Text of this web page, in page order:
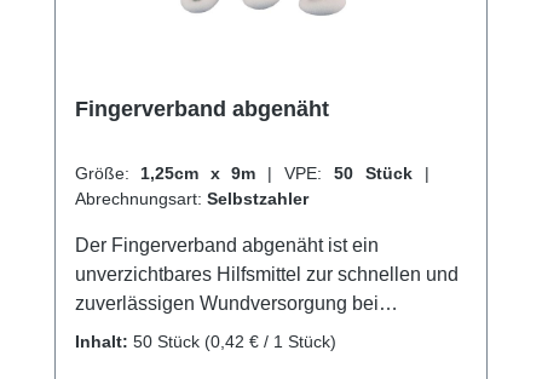
Fingerverband abgenäht
Größe: 1,25cm x 9m | VPE: 50 Stück |
Abrechnungsart: Selbstzahler
Der Fingerverband abgenäht ist ein
unverzichtbares Hilfsmittel zur schnellen und
zuverlässigen Wundversorgung bei
Verletzungen an den Fingern. Der Verband
Inhalt: 50 Stück (0,42 € / 1 Stück)